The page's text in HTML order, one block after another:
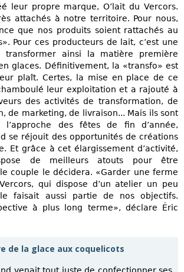
leur propre marque, O’lait du Vercors.
attachés à notre territoire. Pour nous,
que nos produits soient rattachés au
Pour ces producteurs de lait, c’est une
transformer ainsi la matière première
glaces. Définitivement, la «transfo» est
plaît. Certes, la mise en place de ce
leur exploitation et a rajouté à
des activités de transformation, de
de marketing, de livraison... Mais ils sont
l’approche des fêtes de fin d’année,
se réjouit des opportunités de créations
Et grâce à cet élargissement d’activité,
de meilleurs atouts pour être
couple le décidera. «Garder une ferme
qui dispose d’un atelier un peu
faisait aussi partie de nos objectifs.
à plus long terme», déclare Éric
de la glace aux coquelicots